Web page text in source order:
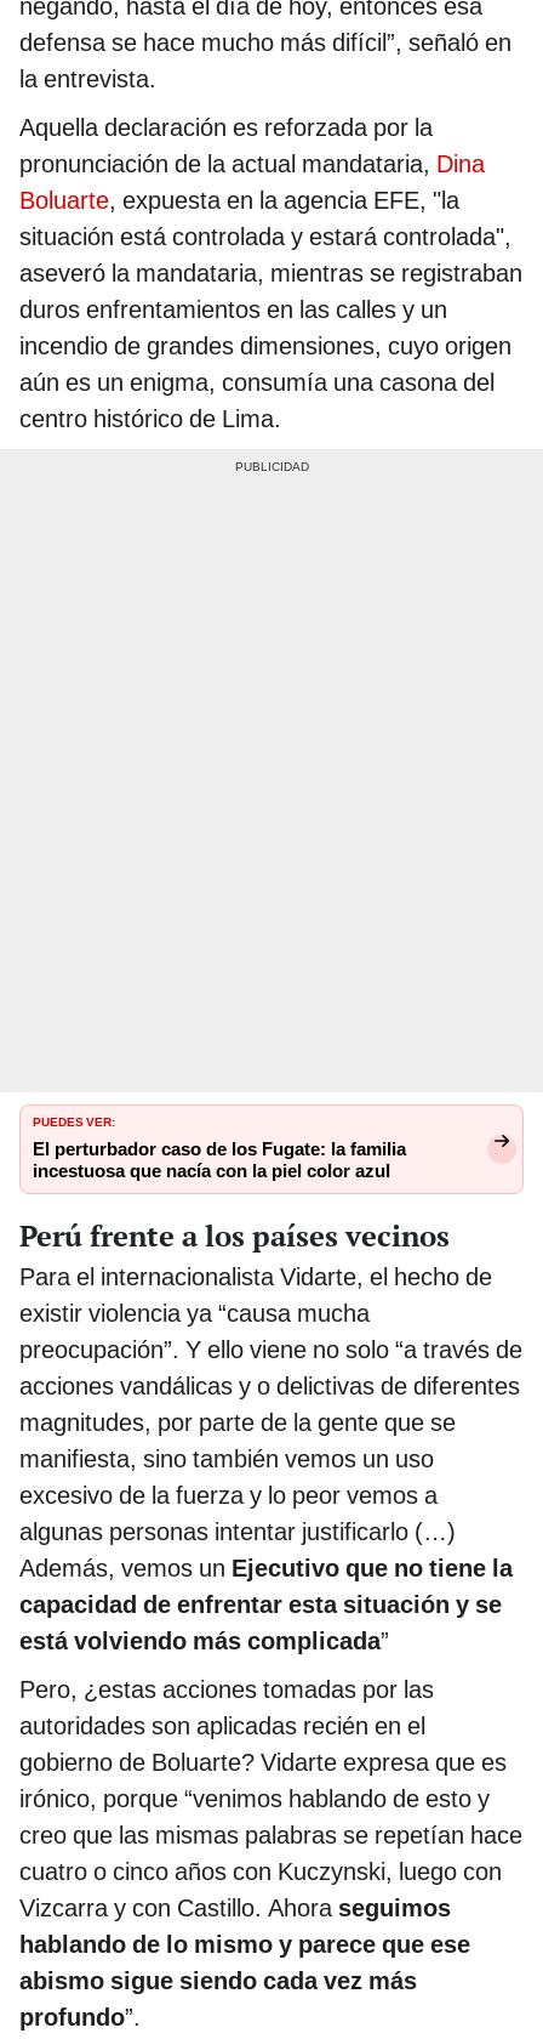
negando, hasta el día de hoy, entonces esa
defensa se hace mucho más difícil”, señaló en
la entrevista.
Aquella declaración es reforzada por la
pronunciación de la actual mandataria, Dina
Boluarte, expuesta en la agencia EFE, "la
situación está controlada y estará controlada",
aseveró la mandataria, mientras se registraban
duros enfrentamientos en las calles y un
incendio de grandes dimensiones, cuyo origen
aún es un enigma, consumía una casona del
centro histórico de Lima.
PUEDES VER:
El perturbador caso de los Fugate: la familia
incestuosa que nacía con la piel color azul
Perú frente a los países vecinos
Para el internacionalista Vidarte, el hecho de
existir violencia ya “causa mucha
preocupación”. Y ello viene no solo “a través de
acciones vandálicas y o delictivas de diferentes
magnitudes, por parte de la gente que se
manifiesta, sino también vemos un uso
excesivo de la fuerza y lo peor vemos a
algunas personas intentar justificarlo (…)
Además, vemos un Ejecutivo que no tiene la
capacidad de enfrentar esta situación y se
está volviendo más complicada”
Pero, ¿estas acciones tomadas por las
autoridades son aplicadas recién en el
gobierno de Boluarte? Vidarte expresa que es
irónico, porque “venimos hablando de esto y
creo que las mismas palabras se repetían hace
cuatro o cinco años con Kuczynski, luego con
Vizcarra y con Castillo. Ahora seguimos
hablando de lo mismo y parece que ese
abismo sigue siendo cada vez más
profundo”.